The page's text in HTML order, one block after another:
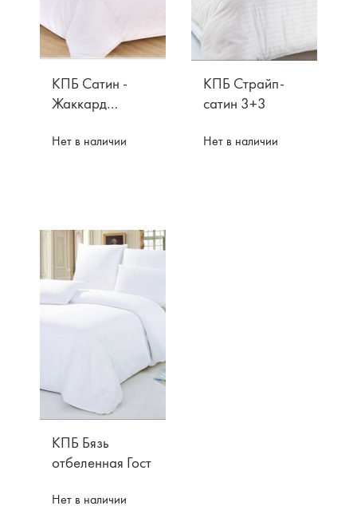
КПБ Сатин -
Жаккард
Нет в наличии
КПБ Страйп-
сатин 3+3
Нет в наличии
КПБ Бязь
отбеленная Гост
Нет в наличии